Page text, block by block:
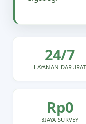
24/7
LAYANAN DARURAT
Rp0
BIAYA SURVEY